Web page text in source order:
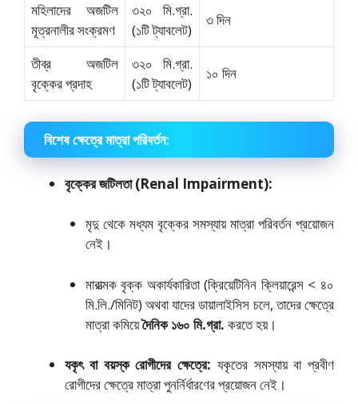
মহিলাদের অজটিল
মূত্রনালীর সংক্রমণ
৩২০ মি.গ্রা.
(১টি ট্যাবলেট)
৩ দিন
তীব্র অজটিল
বৃক্কের প্রদাহ
৩২০ মি.গ্রা.
(১টি ট্যাবলেট)
১০ দিন
বিশেষ ক্ষেত্রে মাত্রা পরিবর্তন:
বৃক্কের জটিলতা (Renal Impairment):
মৃদু থেকে মধ্যম বৃক্কের সমস্যায় মাত্রা পরিবর্তন প্রয়োজন
নেই।
মারাত্মক বৃক্ক অকার্যকারিতা (ক্রিয়েটিনিন ক্লিয়ারেন্স < ৪০
মি.লি./মিনিট) অথবা যাদের ডায়ালাইসিস চলে, তাদের ক্ষেত্রে
মাত্রা কমিয়েদৈনিক ১৬০ মি.গ্রা. করতে হয়।
যকৃৎ বা বয়স্ক রোগীদের ক্ষেত্রে: যকৃতের সমস্যায় বা প্রবীণ
রোগীদের ক্ষেত্রে মাত্রা পুনর্নির্ধারণের প্রয়োজন নেই।